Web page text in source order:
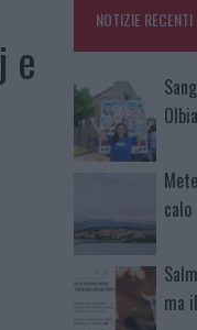
e
NOTIZIE RECENTI
calo
ma